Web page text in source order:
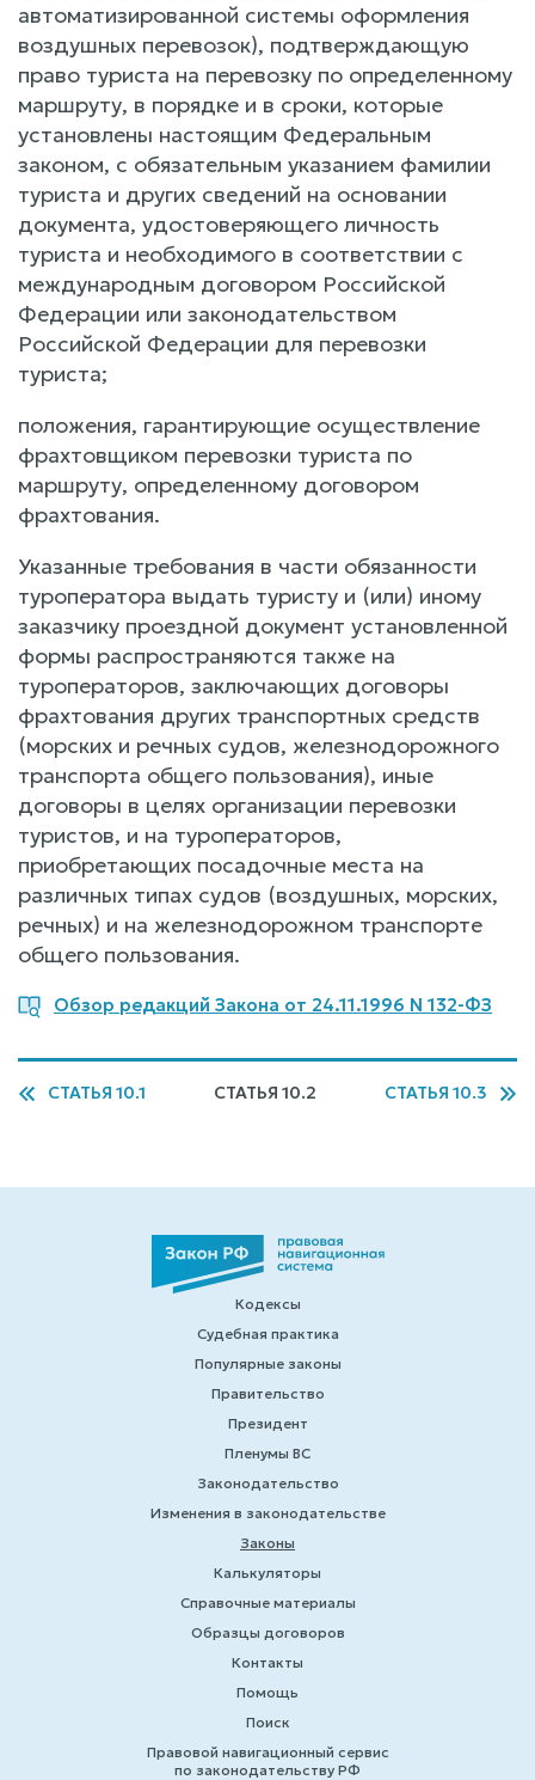
автоматизированной системы оформления
воздушных перевозок), подтверждающую
право туриста на перевозку по определенному
маршруту, в порядке и в сроки, которые
установлены настоящим Федеральным
законом, с обязательным указанием фамилии
туриста и других сведений на основании
документа, удостоверяющего личность
туриста и необходимого в соответствии с
международным договором Российской
Федерации или законодательством
Российской Федерации для перевозки
туриста;
положения, гарантирующие осуществление
фрахтовщиком перевозки туриста по
маршруту, определенному договором
фрахтования.
Указанные требования в части обязанности
туроператора выдать туристу и (или) иному
заказчику проездной документ установленной
формы распространяются также на
туроператоров, заключающих договоры
фрахтования других транспортных средств
(морских и речных судов, железнодорожного
транспорта общего пользования), иные
договоры в целях организации перевозки
туристов, и на туроператоров,
приобретающих посадочные места на
различных типах судов (воздушных, морских,
речных) и на железнодорожном транспорте
общего пользования.
Обзор редакций Закона от 24.11.1996 N 132-ФЗ
СТАТЬЯ 10.1 СТАТЬЯ 10.2 СТАТЬЯ 10.3
Кодексы
Судебная практика
Популярные законы
Правительство
Президент
Пленумы ВС
Законодательство
Изменения в законодательстве
Законы
Калькуляторы
Справочные материалы
Образцы договоров
Контакты
Помощь
Поиск
Правовой навигационный сервис
по законодательству РФ